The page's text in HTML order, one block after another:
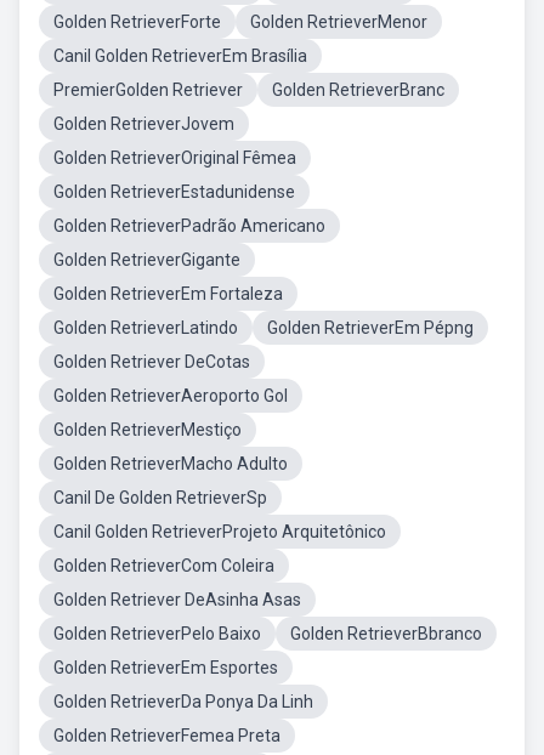
Golden RetrieverForte
Golden RetrieverMenor
Canil Golden RetrieverEm Brasília
PremierGolden Retriever
Golden RetrieverBranc
Golden RetrieverJovem
Golden RetrieverOriginal Fêmea
Golden RetrieverEstadunidense
Golden RetrieverPadrão Americano
Golden RetrieverGigante
Golden RetrieverEm Fortaleza
Golden RetrieverLatindo
Golden RetrieverEm Pépng
Golden Retriever DeCotas
Golden RetrieverAeroporto Gol
Golden RetrieverMestiço
Golden RetrieverMacho Adulto
Canil De Golden RetrieverSp
Canil Golden RetrieverProjeto Arquitetônico
Golden RetrieverCom Coleira
Golden Retriever DeAsinha Asas
Golden RetrieverPelo Baixo
Golden RetrieverBbranco
Golden RetrieverEm Esportes
Golden RetrieverDa Ponya Da Linh
Golden RetrieverFemea Preta